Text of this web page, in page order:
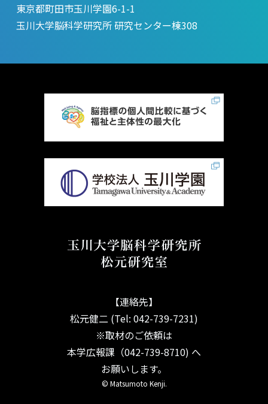
東京都町田市玉川学園6-1-1
玉川大学脳科学研究所 研究センター棟308
【連絡先】
松元健二 (Tel: 042-739-7231)
※取材のご依頼は
本学広報課（042-739-8710) へ
お願いします。
© Matsumoto Kenji.